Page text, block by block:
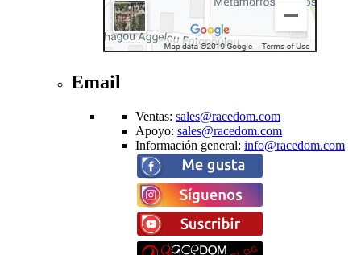
Email
Ventas: sales@racedom.com
Apoyo: sales@racedom.com
Información general: info@racedom.com